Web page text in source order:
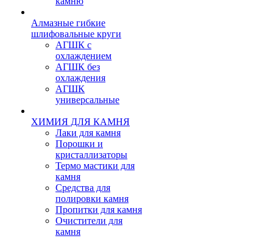
Алмазные гибкие
шлифовальные круги
АГШК с
охлаждением
АГШК без
охлаждения
АГШК
универсальные
ХИМИЯ ДЛЯ КАМНЯ
Лаки для камня
Порошки и
кристаллизаторы
Термо мастики для
камня
Средства для
полировки камня
Пропитки для камня
Очистители для
камня